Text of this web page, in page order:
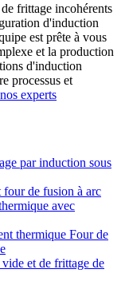
frittage incohérents
d'induction
est prête à vous
et la production
d'induction
processus et
experts
par induction sous
de fusion à arc
avec
thermique Four de
et de frittage de